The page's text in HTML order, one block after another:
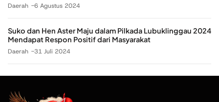
Daerah 6 Agustus 2024
Suko dan Hen Aster Maju dalam Pilkada Lubuklinggau 2024
Mendapat Respon Positif dari Masyarakat
Daerah 31 Juli 2024